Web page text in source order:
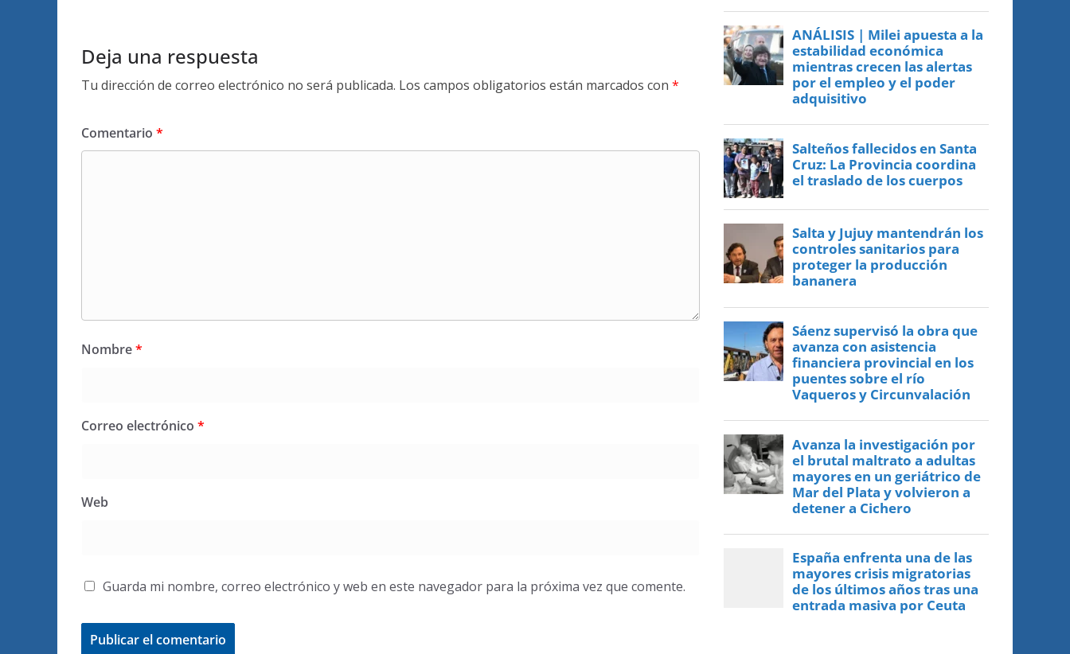
Deja una respuesta
Tu dirección de correo electrónico no será publicada. Los campos obligatorios están marcados con *
Comentario *
Nombre*
Correo electrónico *
Web
Guarda mi nombre, correo electrónico y web en este navegador para la próxima vez que comente.